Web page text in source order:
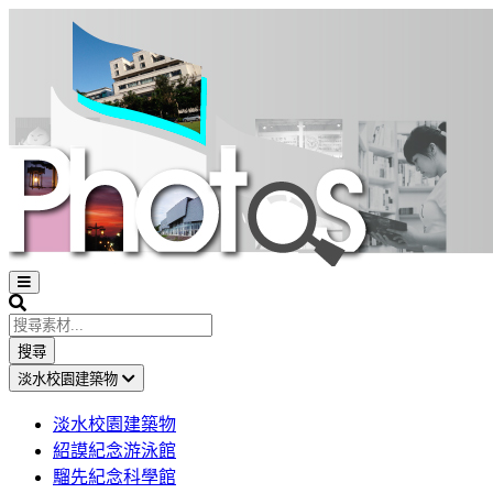
Open
sidebar
Search
搜尋
淡水校園建築物
淡水校園建築物
紹謨紀念游泳館
騮先紀念科學館